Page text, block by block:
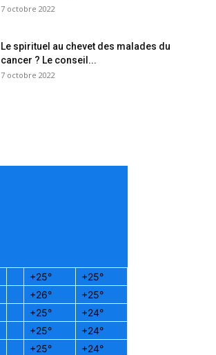
7 octobre 2022
Le spirituel au chevet des malades du
cancer ? Le conseil...
7 octobre 2022
+25° +25°
+26° +25°
+25° +24°
+25° +24°
+25° +24°